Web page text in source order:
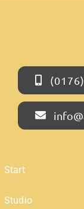
Start
Studio